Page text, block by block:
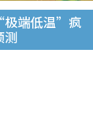
极端低温”疯
测